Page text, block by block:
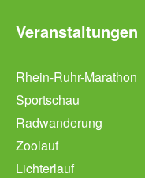
Veranstaltungen
Rhein-Ruhr-Marathon
Sportschau
Radwanderung
Zoolauf
Lichterlauf